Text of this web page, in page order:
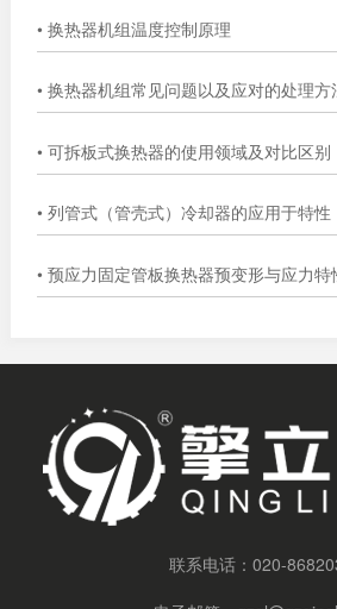
• 换热器机组温度控制原理
• 换热器机组常见问题以及应对的处理方
• 可拆板式换热器的使用领域及对比区别
• 列管式（管壳式）冷却器的应用于特性
联系电话：020-